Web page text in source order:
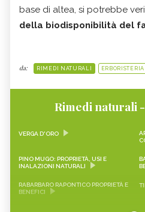
base di altea, si potrebbe
della biodisponibilità del
da: RIMEDI NATURALI ERBORISTERIA
Rimedi naturali
VERGA D'ORO
PINO MUGO: PROPRIETÀ, USI E
INALAZIONI NATURALI
RABARBARO RAPONTICO PROPRIETÀ E
BENEFICI